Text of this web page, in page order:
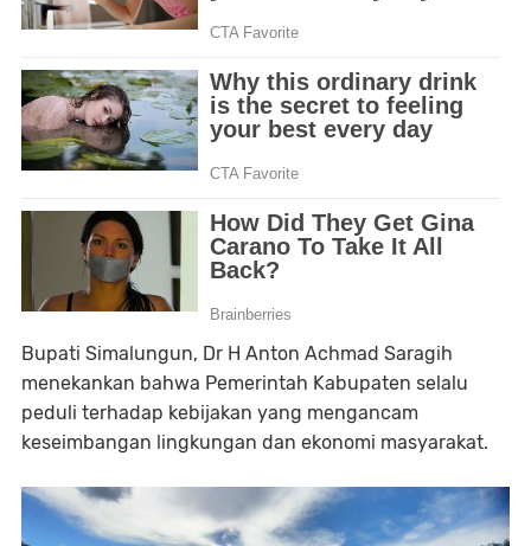
Bupati Simalungun, Dr H Anton Achmad Saragih
menekankan bahwa Pemerintah Kabupaten selalu
peduli terhadap kebijakan yang mengancam
keseimbangan lingkungan dan ekonomi masyarakat.